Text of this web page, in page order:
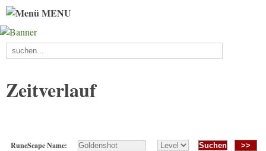
MENU
Zeitverlauf
RuneScape Name: >>